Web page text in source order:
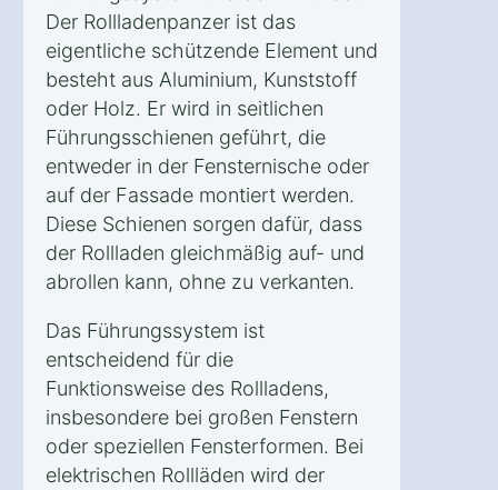
Der Rollladenpanzer ist das
eigentliche schützende Element und
besteht aus Aluminium, Kunststoff
oder Holz. Er wird in seitlichen
Führungsschienen geführt, die
entweder in der Fensternische oder
auf der Fassade montiert werden.
Diese Schienen sorgen dafür, dass
der Rollladen gleichmäßig auf- und
abrollen kann, ohne zu verkanten.
Das Führungssystem ist
entscheidend für die
Funktionsweise des Rollladens,
insbesondere bei großen Fenstern
oder speziellen Fensterformen. Bei
elektrischen Rollläden wird der